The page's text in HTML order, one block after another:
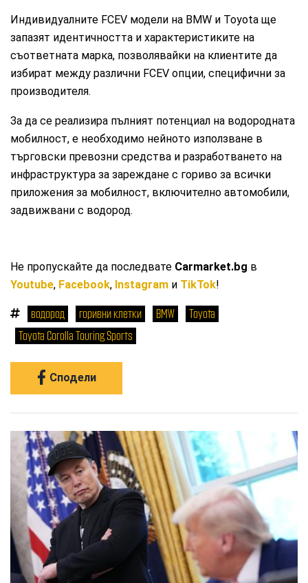
Индивидуалните FCEV модели на BMW и Toyota ще
запазят идентичността и характеристиките на
съответната марка, позволявайки на клиентите да
избират между различни FCEV опции, специфични за
производителя.
За да се реализира пълният потенциал на водородната
мобилност, е необходимо нейното използване в
търговски превозни средства и разработването на
инфраструктура за зареждане с гориво за всички
приложения за мобилност, включително автомобили,
задвижвани с водород.
Не пропускайте да последвате Carmarket.bg в
Youtube, Facebook, Instagram и TikTok!
водород горивни клетки BMW
Toyota
Toyota Corolla Touring Sports
Сподели